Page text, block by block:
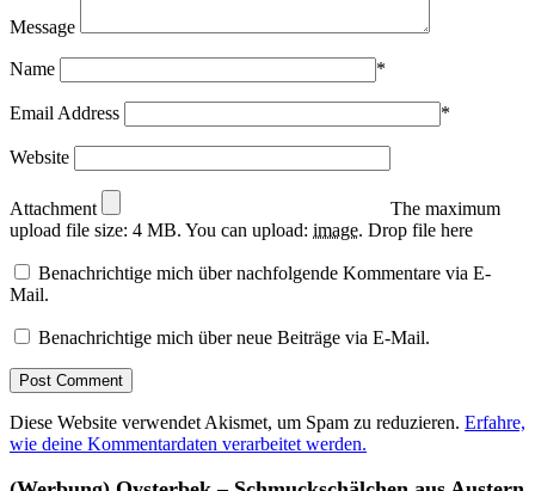
Message
Name *
Email Address *
Website
Attachment
The maximum
upload file size: 4 MB. You can upload: image. Drop file here
Benachrichtige mich über nachfolgende Kommentare via E-
Mail.
Benachrichtige mich über neue Beiträge via E-Mail.
Diese Website verwendet Akismet, um Spam zu reduzieren. Erfahre,
wie deine Kommentardaten verarbeitet werden.